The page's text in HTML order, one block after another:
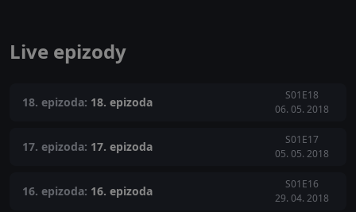
Live epizody
18. epizoda: 18. epizoda
S01E18
06. 05. 2018
17. epizoda: 17. epizoda
S01E17
05. 05. 2018
16. epizoda: 16. epizoda
S01E16
29. 04. 2018